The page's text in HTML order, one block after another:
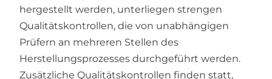
hergestellt werden, unterliegen strengen
Qualitätskontrollen, die von unabhängigen
Prüfern an mehreren Stellen des
Herstellungsprozesses durchgeführt werden.
Zusätzliche Qualitätskontrollen finden statt,